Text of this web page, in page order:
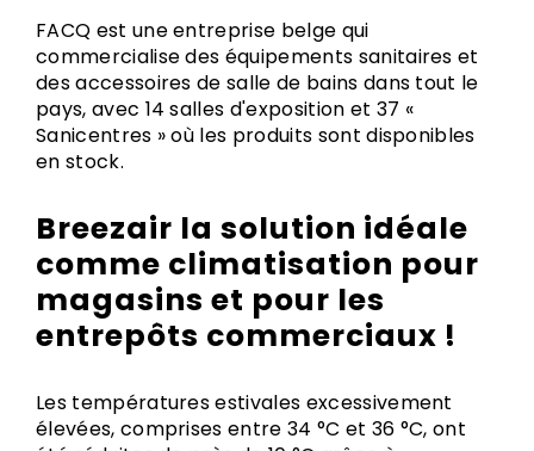
FACQ est une entreprise belge qui
commercialise des équipements sanitaires et
des accessoires de salle de bains dans tout le
pays, avec 14 salles d'exposition et 37 «
Sanicentres » où les produits sont disponibles
en stock.
Breezair la solution idéale
comme climatisation pour
magasins et pour les
entrepôts commerciaux !
Les températures estivales excessivement
élevées, comprises entre 34 °C et 36 °C, ont